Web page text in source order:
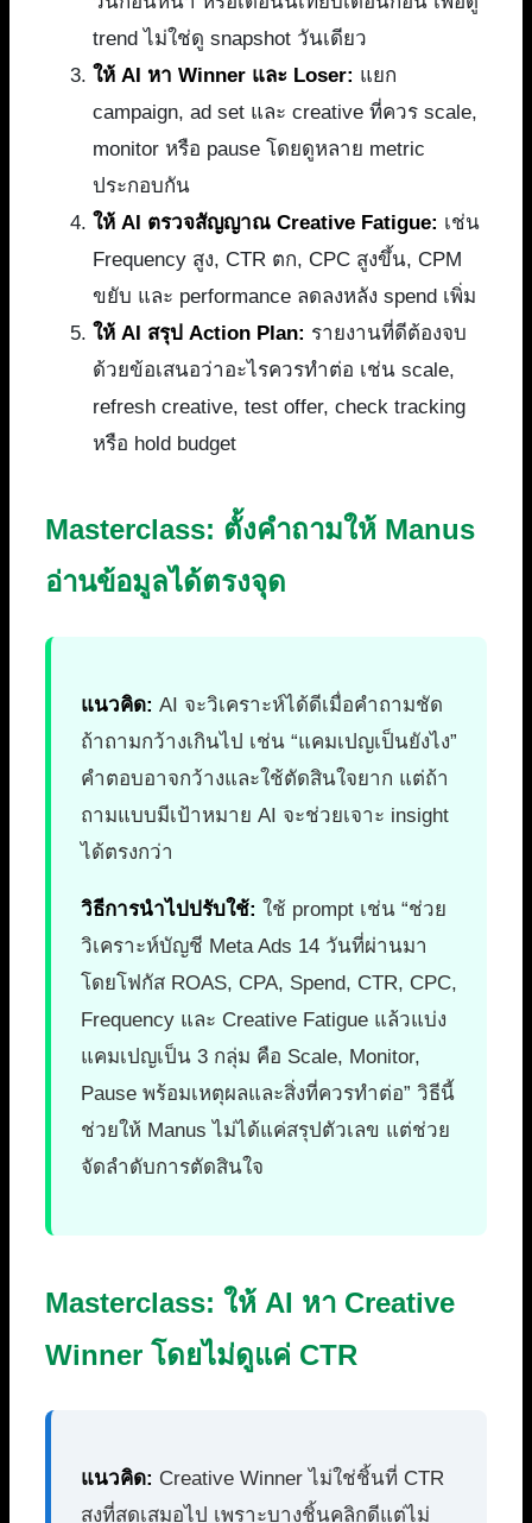
trend ไม่ใช่ดู snapshot วันเดียว
ให้ AI หา Winner และ Loser: แยก
campaign, ad set และ creative ที่ควร scale,
monitor หรือ pause โดยดูหลาย metric
ประกอบกัน
ให้ AI ตรวจสัญญาณ Creative Fatigue: เช่น
Frequency สูง, CTR ตก, CPC สูงขึ้น, CPM
ขยับ และ performance ลดลงหลัง spend เพิ่ม
ให้ AI สรุป Action Plan: รายงานที่ดีต้องจบ
ด้วยข้อเสนอว่าอะไรควรทำต่อ เช่น scale,
refresh creative, test offer, check tracking
หรือ hold budget
Masterclass: ตั้งคำถามให้ Manus
อ่านข้อมูลได้ตรงจุด
แนวคิด: AI จะวิเคราะห์ได้ดีเมื่อคำถามชัด
ถ้าถามกว้างเกินไป เช่น “แคมเปญเป็นยังไง”
คำตอบอาจกว้างและใช้ตัดสินใจยาก แต่ถ้า
ถามแบบมีเป้าหมาย AI จะช่วยเจาะ insight
ได้ตรงกว่า
วิธีการนำไปปรับใช้: ใช้ prompt เช่น “ช่วย
วิเคราะห์บัญชี Meta Ads 14 วันที่ผ่านมา
โดยโฟกัส ROAS, CPA, Spend, CTR, CPC,
Frequency และ Creative Fatigue แล้วแบ่ง
แคมเปญเป็น 3 กลุ่ม คือ Scale, Monitor,
Pause พร้อมเหตุผลและสิ่งที่ควรทำต่อ” วิธีนี้
ช่วยให้ Manus ไม่ได้แค่สรุปตัวเลข แต่ช่วย
จัดลำดับการตัดสินใจ
Masterclass: ให้ AI หา Creative
Winner โดยไม่ดูแค่ CTR
แนวคิด: Creative Winner ไม่ใช่ชิ้นที่ CTR
สูงที่สุดเสมอไป เพราะบางชิ้นคลิกดีแต่ไม่